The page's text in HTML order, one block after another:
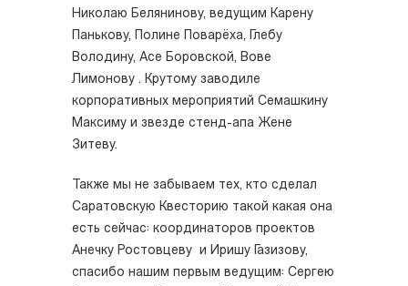
Николаю Белянинову, ведущим Карену
Панькову, Полине Поварёха, Глебу
Володину, Асе Боровской, Вове
Лимонову . Крутому заводиле
корпоративных мероприятий Семашкину
Максиму и звезде стенд-апа Жене
Зитеву.
Также мы не забываем тех, кто сделал
Саратовскую Квесторию такой какая она
есть сейчас: координаторов проектов
Анечку Ростовцеву и Иришу Газизову,
спасибо нашим первым ведущим: Сергею